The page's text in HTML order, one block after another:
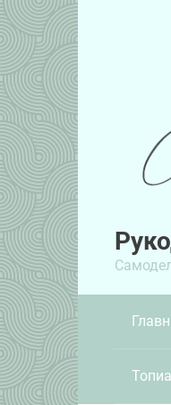
Перейти
к
контенту